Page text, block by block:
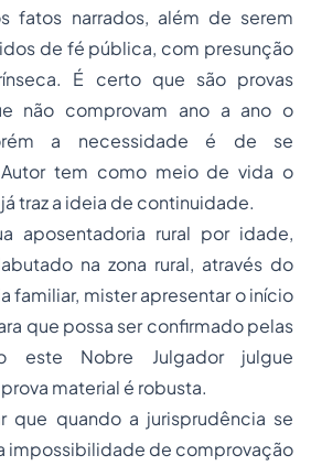
fatos narrados, além de serem
de fé pública, com presunção
É certo que são provas
não comprovam ano a ano o
a necessidade é de se
tem como meio de vida o
traz a ideia de continuidade.
aposentadoria rural por idade,
na zona rural, através do
familiar, mister apresentar o início
que possa ser confirmado pelas
este Nobre Julgador julgue
material é robusta.
que quando a jurisprudência se
impossibilidade de comprovação